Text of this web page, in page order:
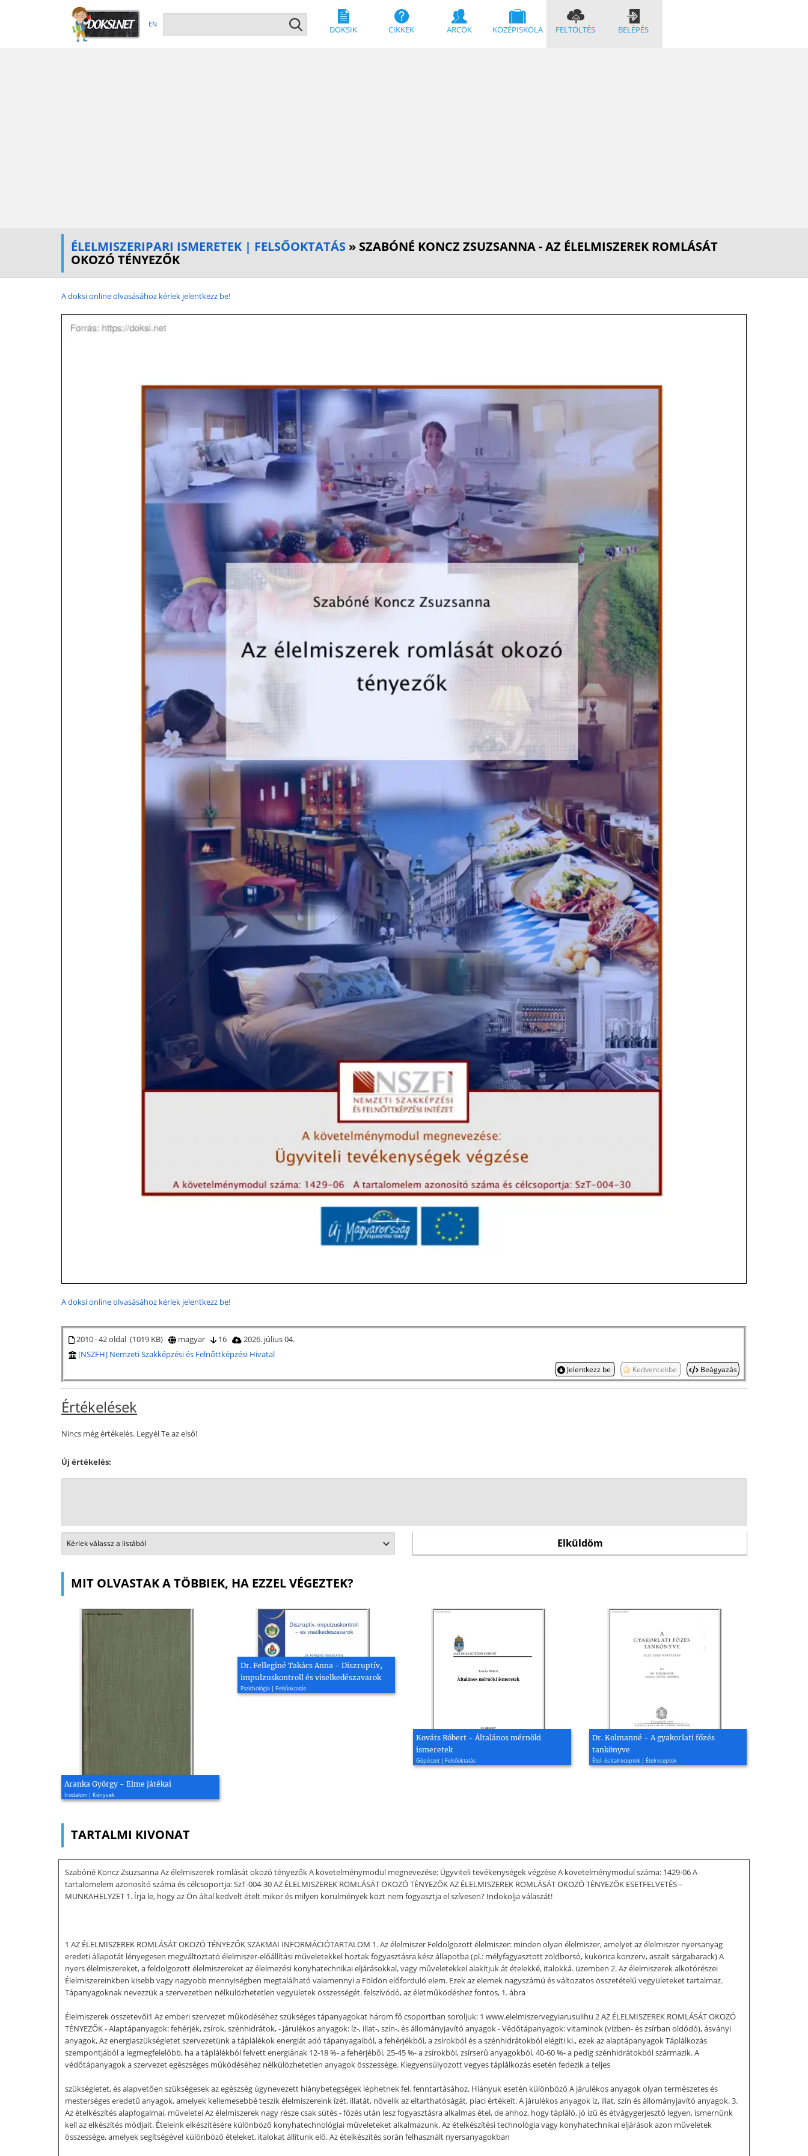
EN
DOKSIK CIKKEK ARCOK KÖZÉPISKOLA FELTÖLTÉS BELÉPÉS
ÉLELMISZERIPARI ISMERETEK | FELSŐOKTATÁS » SZABÓNÉ KONCZ ZSUZSANNA - AZ ÉLELMISZEREK ROMLÁSÁT
OKOZÓ TÉNYEZŐK
A doksi online olvasásához kérlek jelentkezz be!
A doksi online olvasásához kérlek jelentkezz be!
2010 · 42 oldal (1019 KB) magyar 16
2026. július 04.
[NSZFH] Nemzeti Szakképzési és Felnőttképzési Hivatal
Jelentkezz be Kedvencekbe Beágyazás
Értékelések
Nincs még értékelés. Legyél Te az első!
Új értékelés:
MIT OLVASTAK A TÖBBIEK, HA EZZEL VÉGEZTEK?
Aranka György - Elme játékai
Irodalom | Könyvek
Dr. Felleginé Takács Anna - Diszruptív,
impulzuskontroll és viselkedészavarok
Pszichológia | Felsőoktatás
Kováts Róbert - Általános mérnöki
ismeretek
Gépészet | Felsőoktatás
Dr. Kolmanné - A gyakorlati főzés
tankönyve
Étel- és italreceptek | Ételreceptek
TARTALMI KIVONAT
Szabóné Koncz Zsuzsanna Az élelmiszerek romlását okozó tényezők A követelménymodul megnevezése: Ügyviteli tevékenységek végzése A követelménymodul száma: 1429-06 A
tartalomelem azonosító száma és célcsoportja: SzT-004-30 AZ ÉLELMISZEREK ROMLÁSÁT OKOZÓ TÉNYEZŐK AZ ÉLELMISZEREK ROMLÁSÁT OKOZÓ TÉNYEZŐK ESETFELVETÉS –
MUNKAHELYZET 1. Írja le, hogy az Ön által kedvelt ételt mikor és milyen körülmények közt nem fogyasztja el szívesen? Indokolja válaszát!
1 AZ ÉLELMISZEREK ROMLÁSÁT OKOZÓ TÉNYEZŐK SZAKMAI INFORMÁCIÓTARTALOM 1. Az élelmiszer Feldolgozott élelmiszer: minden olyan élelmiszer, amelyet az élelmiszer nyersanyag
eredeti állapotát lényegesen megváltoztató élelmiszer-előállítási műveletekkel hoztak fogyasztásra kész állapotba (pl.: mélyfagyasztott zöldborsó, kukorica konzerv, aszalt sárgabarack) A
nyers élelmiszereket, a feldolgozott élelmiszereket az élelmezési konyhatechnikai eljárásokkal, vagy műveletekkel alakítjuk át ételekké, italokká. üzemben 2. Az élelmiszerek alkotórészei
Élelmiszereinkben kisebb vagy nagyobb mennyiségben megtalálható valamennyi a Földön előforduló elem. Ezek az elemek nagyszámú és változatos összetételű vegyületeket tartalmaz.
Tápanyagoknak nevezzük a szervezetben nélkülözhetetlen vegyületek összességét. felszívódó, az életműködéshez fontos, 1. ábra
Élelmiszerek összetevői1 Az emberi szervezet működéséhez szükséges tápanyagokat három fő csoportban soroljuk: 1 www.elelmiszervegyiarusulihu 2 AZ ÉLELMISZEREK ROMLÁSÁT OKOZÓ
TÉNYEZŐK - Alaptápanyagok: fehérjék, zsírok, szénhidrátok, - Járulékos anyagok: íz-, illat-, szín-, és állományjavító anyagok - Védőtápanyagok: vitaminok (vízben- és zsírban oldódó), ásványi
anyagok, Az energiaszükségletet szervezetünk a táplálékok energiát adó tápanyagaiból, a fehérjékből, a zsírokból és a szénhidrátokból elégíti ki., ezek az alaptápanyagok Táplálkozás
szempontjából a legmegfelelőbb, ha a táplálékból felvett energiának 12-18 %- a fehérjéből, 25-45 %- a zsírokból, zsírserű anyagokból, 40-60 %- a pedig szénhidrátokból származik. A
védőtápanyagok a szervezet egészséges működéséhez nélkülözhetetlen anyagok összessége. Kiegyensúlyozott vegyes táplálkozás esetén fedezik a teljes
szükségletet, és alapvetően szükségesek az egészség úgynevezett hiánybetegségek léphetnek fel. fenntartásához. Hiányuk esetén különböző A járulékos anyagok olyan természetes és
mesterséges eredetű anyagok, amelyek kellemesebbé teszik élelmiszereink ízét, illatát, növelik az eltarthatóságát, piaci értékeit. A járulékos anyagok íz, illat, szín és állományjavító anyagok. 3.
Az ételkészítés alapfogalmai, műveletei Az élelmiszerek nagy része csak sütés - főzés után lesz fogyasztásra alkalmas étel, de ahhoz, hogy tápláló, jó ízű és étvágygerjesztő legyen, ismernünk
kell az elkészítés módjait. Ételeink elkészítésére különböző konyhatechnológiai műveleteket alkalmazunk. Az ételkészítési technológia vagy konyhatechnikai eljárások azon műveletek
összessége, amelyek segítségével különböző ételeket, italokat állítunk elő. Az ételkészítés során felhasznált nyersanyagokban